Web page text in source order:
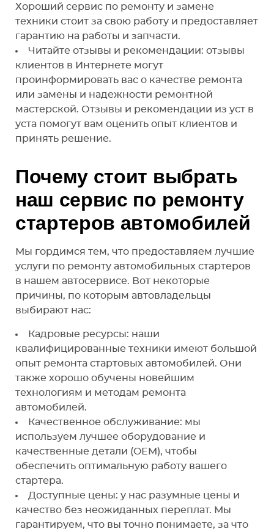
Хороший сервис по ремонту и замене
техники стоит за свою работу и предоставляет
гарантию на работы и запчасти.
Читайте отзывы и рекомендации: отзывы
клиентов в Интернете могут
проинформировать вас о качестве ремонта
или замены и надежности ремонтной
мастерской. Отзывы и рекомендации из уст в
уста помогут вам оценить опыт клиентов и
принять решение.
Почему стоит выбрать
наш сервис по ремонту
стартеров автомобилей
Мы гордимся тем, что предоставляем лучшие
услуги по ремонту автомобильных стартеров
в нашем автосервисе. Вот некоторые
причины, по которым автовладельцы
выбирают нас:
Кадровые ресурсы: наши
квалифицированные техники имеют большой
опыт ремонта стартовых автомобилей. Они
также хорошо обучены новейшим
технологиям и методам ремонта
автомобилей.
Качественное обслуживание: мы
используем лучшее оборудование и
качественные детали (OEM), чтобы
обеспечить оптимальную работу вашего
стартера.
Доступные цены: у нас разумные цены и
качество без неожиданных переплат. Мы
гарантируем, что вы точно понимаете, за что